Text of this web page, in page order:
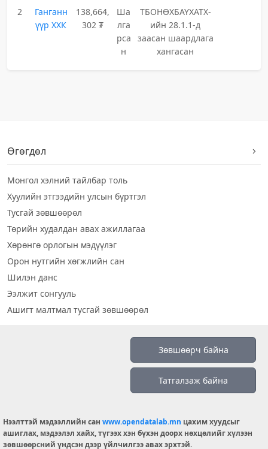
2
Ганганн
үүр ХХК
138,664,
302 ₮
Ша
лга
рса
н
ТБОНӨХБАҮХАТХ-
ийн 28.1.1-д
заасан шаардлага
хангасан
Өгөгдөл
Монгол хэлний тайлбар толь
Хуулийн этгээдийн улсын бүртгэл
Тусгай зөвшөөрөл
Төрийн худалдан авах ажиллагаа
Хөрөнгө орлогын мэдүүлэг
Орон нутгийн хөгжлийн сан
Шилэн данс
Ээлжит сонгууль
Ашигт малтмал тусгай зөвшөөрөл
info@opendatalab.mn
© 2026 OPENDATA LAB MONGOLIA.
Зөвшөөрч байна
Татгалзаж байна
Нээлттэй мэдээллийн сан www.opendatalab.mn цахим хуудсыг
ашиглах, мэдээлэл хайх, түгээх хэн бүхэн доорх нөхцөлийг хүлээн
зөвшөөрсний үндсэн дээр үйлчилгээ авах эрхтэй.